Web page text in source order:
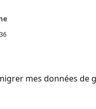
mes données de